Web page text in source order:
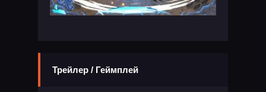
Трейлер / Геймплей